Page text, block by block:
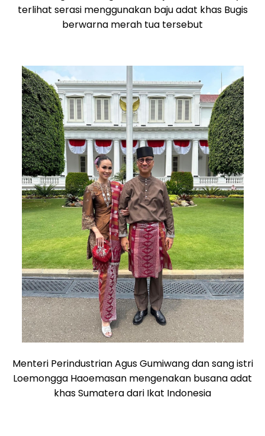
terlihat serasi menggunakan baju adat khas Bugis
berwarna merah tua tersebut
Menteri Perindustrian Agus Gumiwang dan sang istri
Loemongga Haoemasan mengenakan busana adat
khas Sumatera dari Ikat Indonesia